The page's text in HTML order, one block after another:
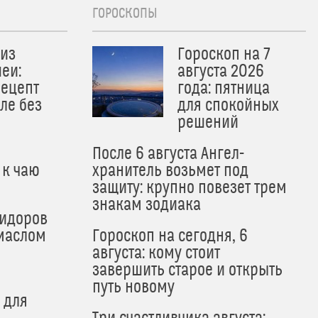
без
чаю
ГОРОСКОПЫ
Гороскоп на 7
августа 2026
года: пятница
для спокойных
решений
После 6 августа Ангел-
хранитель возьмет под
защиту: крупно повезет трем
знакам зодиака
Гороскоп на сегодня, 6
августа: кому стоит
завершить старое и открыть
путь новому